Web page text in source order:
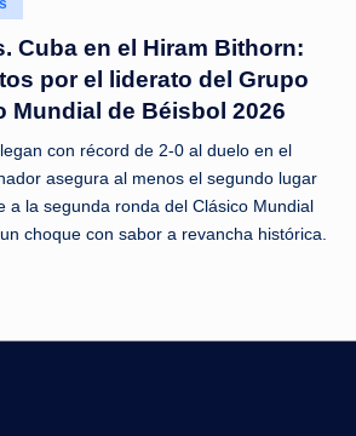
Cuba en el Hiram Bithorn:
por el liderato del Grupo
Mundial de Béisbol 2026
con récord de 2-0 al duelo en el
asegura al menos el segundo lugar
a la segunda ronda del Clásico Mundial
choque con sabor a revancha histórica.